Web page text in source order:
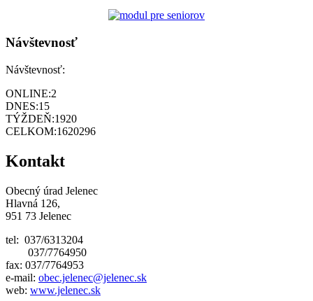
Návštevnosť
Návštevnosť:
ONLINE:2
DNES:15
TÝŽDEŇ:1920
CELKOM:1620296
Kontakt
Obecný úrad Jelenec
Hlavná 126,
951 73 Jelenec
tel: 037/6313204
037/7764950
fax: 037/7764953
e-mail: obec.jelenec@jelenec.sk
web: www.jelenec.sk